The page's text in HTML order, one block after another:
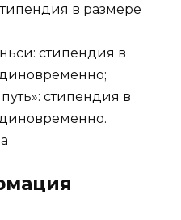
в размере
стипендия в
стипендия в